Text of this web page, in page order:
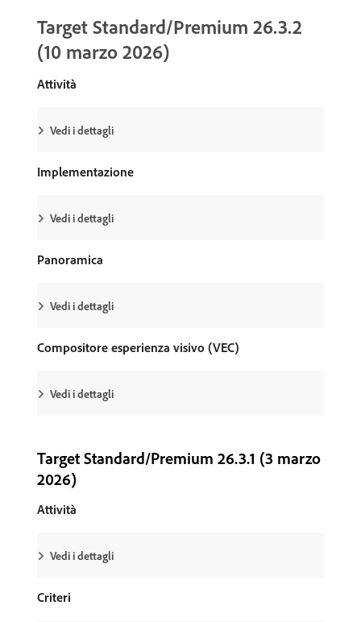
Target Standard/Premium 26.3.2
(10 marzo 2026)
Attività
Vedi i dettagli
Implementazione
Vedi i dettagli
Panoramica
Vedi i dettagli
Compositore esperienza visivo (VEC)
Vedi i dettagli
Target Standard/Premium 26.3.1 (3 marzo
2026)
Attività
Vedi i dettagli
Criteri